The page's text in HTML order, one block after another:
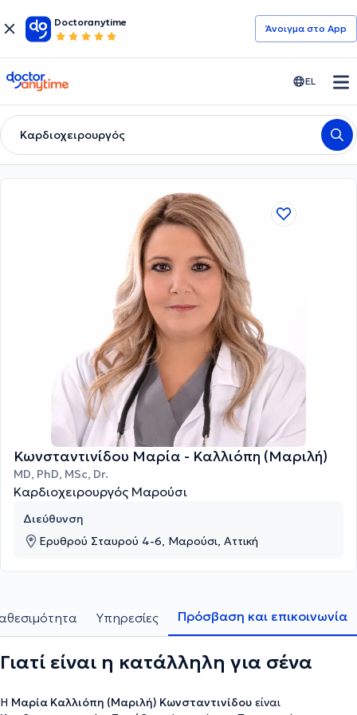
Doctoranytime
Άνοιγμα στο App
doctoranytime EL
Καρδιοχειρουργός
Κωνσταντινίδου Μαρία - Καλλιόπη (Μαριλή)
MD, PhD, MSc, Dr.
Καρδιοχειρουργός Μαρούσι
Διεύθυνση
Ερυθρού Σταυρού 4-6, Μαρούσι, Αττική
Υπηρεσίες Πρόσβαση και επικοινωνία
Γιατί είναι η κατάλληλη για σένα
Η Μαρία Καλλιόπη (Μαριλή) Κωνσταντινίδου είναι